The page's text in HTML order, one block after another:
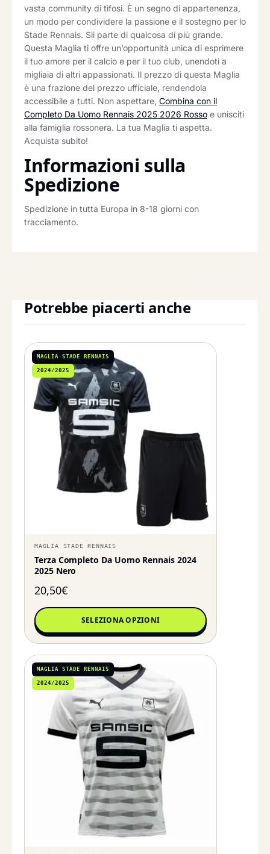
vasta community di tifosi. È un segno di appartenenza,
un modo per condividere la passione e il sostegno per lo
Stade Rennais. Sii parte di qualcosa di più grande.
Questa Maglia ti offre un’opportunità unica di esprimere
il tuo amore per il calcio e per il tuo club, unendoti a
migliaia di altri appassionati. Il prezzo di questa Maglia
è una frazione del prezzo ufficiale, rendendola
accessibile a tutti. Non aspettare, Combina con il
Completo Da Uomo Rennais 2025 2026 Rosso e unisciti
alla famiglia rossonera. La tua Maglia ti aspetta.
Acquista subito!
Informazioni sulla
Spedizione
Spedizione in tutta Europa in 8-18 giorni con
tracciamento.
Potrebbe piacerti anche
MAGLIA STADE RENNAIS
2024/2025
MAGLIA STADE RENNAIS
Terza Completo Da Uomo Rennais 2024
2025 Nero
20,50€
SELEZIONA OPZIONI
MAGLIA STADE RENNAIS
2024/2025